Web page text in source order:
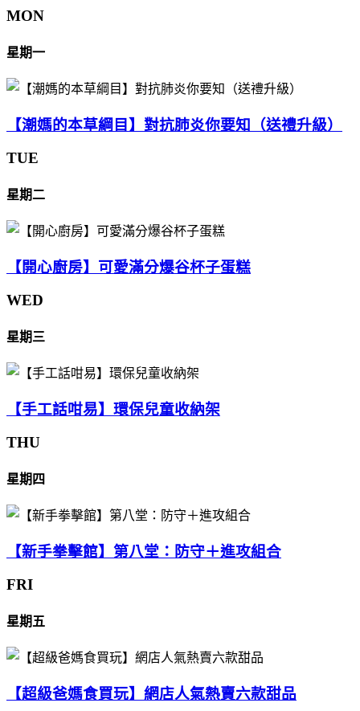
MON
星期一
【潮媽的本草綱目】對抗肺炎你要知（送禮升級）
TUE
星期二
【開心廚房】可愛滿分爆谷杯子蛋糕
WED
星期三
【手工話咁易】環保兒童收納架
THU
星期四
【新手拳擊館】第八堂：防守＋進攻組合
FRI
星期五
【超級爸媽食買玩】網店人氣熱賣六款甜品